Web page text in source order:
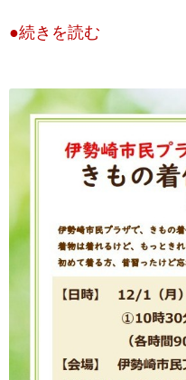
●続きを読む